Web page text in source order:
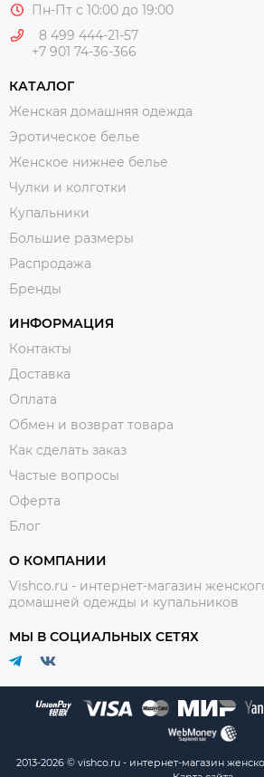
Пн-Пт с 10:00 до 19:00
8 499 444-21-57
+7 901 74-36-366
КАТАЛОГ
Женская домашняя одежда
Эротическое белье
Женское нижнее белье
Чулки и колготки
Купальники
Большие размеры
Распродажа
Бренды
ИНФОРМАЦИЯ
Контакты
Доставка
Оплата
Обмен и возврат товара
Как сделать заказ
Частые вопросы
Оферта
Блог
О КОМПАНИИ
Vishco.ru - интернет-магазин
домашней одежды и купальников
МЫ В СОЦИАЛЬНЫХ СЕТЯХ
2013-2026 © vishco.ru - интернет-магазин